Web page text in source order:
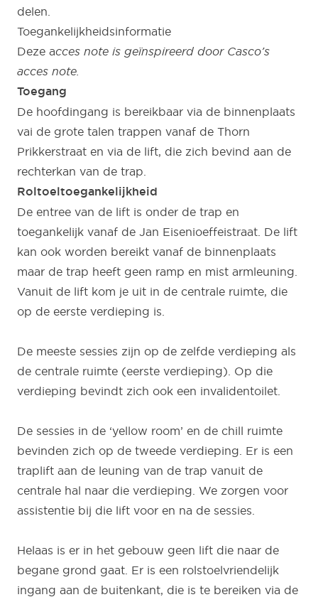
delen.
Toegankelijkheidsinformatie
Deze acces note is geïnspireerd door Casco’s
acces note.
Toegang
De hoofdingang is bereikbaar via de binnenplaats
vai de grote talen trappen vanaf de Thorn
Prikkerstraat en via de lift, die zich bevind aan de
rechterkan van de trap.
Roltoeltoegankelijkheid
De entree van de lift is onder de trap en
toegankelijk vanaf de Jan Eisenioeffeistraat. De lift
kan ook worden bereikt vanaf de binnenplaats
maar de trap heeft geen ramp en mist armleuning.
Vanuit de lift kom je uit in de centrale ruimte, die
op de eerste verdieping is.
De meeste sessies zijn op de zelfde verdieping als
de centrale ruimte (eerste verdieping). Op die
verdieping bevindt zich ook een invalidentoilet.
De sessies in de ‘yellow room’ en de chill ruimte
bevinden zich op de tweede verdieping. Er is een
traplift aan de leuning van de trap vanuit de
centrale hal naar die verdieping. We zorgen voor
assistentie bij die lift voor en na de sessies.
Helaas is er in het gebouw geen lift die naar de
begane grond gaat. Er is een rolstoelvriendelijk
ingang aan de buitenkant, die is te bereiken via de